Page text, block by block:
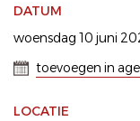
DATUM
woensdag 10 juni
toevoegen in
LOCATIE